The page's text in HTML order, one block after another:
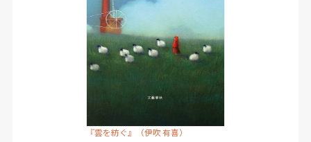
『雲を紡ぐ』（伊吹 有喜）